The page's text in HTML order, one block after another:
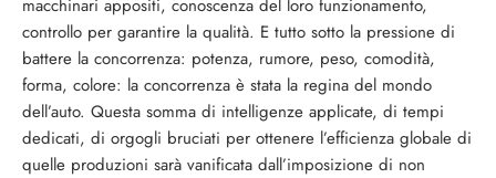
macchinari appositi, conoscenza del loro funzionamento,
controllo per garantire la qualità. E tutto sotto la pressione di
battere la concorrenza: potenza, rumore, peso, comodità,
forma, colore: la concorrenza è stata la regina del mondo
dell’auto. Questa somma di intelligenze applicate, di tempi
dedicati, di orgogli bruciati per ottenere l’efficienza globale di
quelle produzioni sarà vanificata dall’imposizione di non